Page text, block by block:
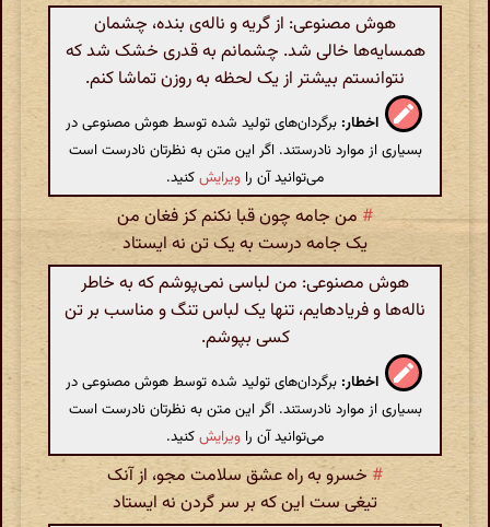
هوش مصنوعی: از گریه و ناله‌ی بنده، چشمان
همسایه‌ها خالی شد. چشمانم به قدری خشک شد که
نتوانستم بیشتر از یک لحظه به روزن تماشا کنم.
اخطار: برگردان‌های تولید شده توسط هوش مصنوعی در
بسیاری از موارد نادرستند. اگر این متن به نظرتان نادرست است
می‌توانید آن را ویرایشکنید.
#من جامه چون قبا نکنم کز فغان من
یک جامه درست به یک تن نه ایستاد
هوش مصنوعی: من لباسی نمی‌پوشم که به خاطر
ناله‌ها و فریادهایم، تنها یک لباس تنگ و مناسب بر تن
کسی بپوشم.
اخطار: برگردان‌های تولید شده توسط هوش مصنوعی در
بسیاری از موارد نادرستند. اگر این متن به نظرتان نادرست است
می‌توانید آن را ویرایشکنید.
#خسرو به راه عشق سلامت مجو، از آنک
تیغی ست این که بر سر گردن نه ایستاد